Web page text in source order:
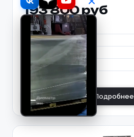
193 800 руб
Мощность двигателя
Расположение ножей
Выходящая фракция
Производительность до
Подробнее